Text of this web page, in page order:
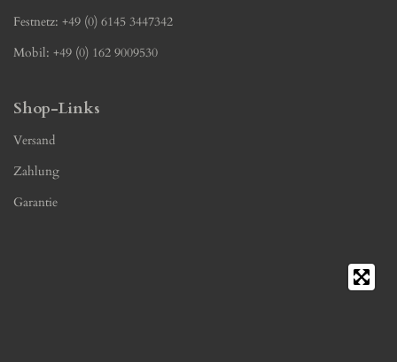
Festnetz: +49 (0) 6145 3447342
Mobil: +49 (0) 162 9009530
Shop-Links
Versand
Zahlung
Garantie